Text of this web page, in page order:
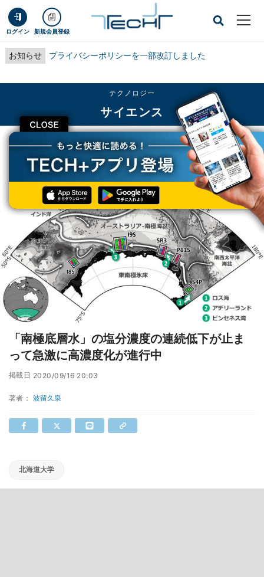
ログイン 新規会員登録
お知らせ プライバシーポリシーを一部改訂しました
CLOSE
テクノロジー
サイエンス
TECH+ テクノロジー
サイエンス
「南極底層水」の塩分濃度の連続低下が止まって急激に高濃度化が進行中
「南極底層水」の塩分濃度の連続低下が止ま
って急激に高濃度化が進行中
掲載日 2020/09/16 20:03
著者： 波留久泉
北海道大学